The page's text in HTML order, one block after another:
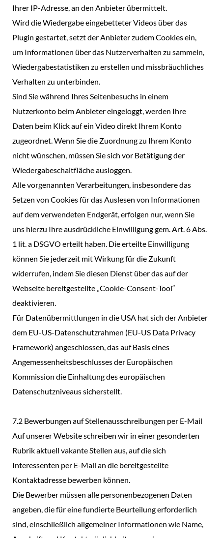
Ihrer IP-Adresse, an den Anbieter übermittelt.
Wird die Wiedergabe eingebetteter Videos über das
Plugin gestartet, setzt der Anbieter zudem Cookies ein,
um Informationen über das Nutzerverhalten zu sammeln,
Wiedergabestatistiken zu erstellen und missbräuchliches
Verhalten zu unterbinden.
Sind Sie während Ihres Seitenbesuchs in einem
Nutzerkonto beim Anbieter eingeloggt, werden Ihre
Daten beim Klick auf ein Video direkt Ihrem Konto
zugeordnet. Wenn Sie die Zuordnung zu Ihrem Konto
nicht wünschen, müssen Sie sich vor Betätigung der
Wiedergabeschaltfläche ausloggen.
Alle vorgenannten Verarbeitungen, insbesondere das
Setzen von Cookies für das Auslesen von Informationen
auf dem verwendeten Endgerät, erfolgen nur, wenn Sie
uns hierzu Ihre ausdrückliche Einwilligung gem. Art. 6 Abs.
1 lit. a DSGVO erteilt haben. Die erteilte Einwilligung
können Sie jederzeit mit Wirkung für die Zukunft
widerrufen, indem Sie diesen Dienst über das auf der
Webseite bereitgestellte „Cookie-Consent-Tool“
deaktivieren.
Für Datenübermittlungen in die USA hat sich der Anbieter
dem EU-US-Datenschutzrahmen (EU-US Data Privacy
Framework) angeschlossen, das auf Basis eines
Angemessenheitsbeschlusses der Europäischen
Kommission die Einhaltung des europäischen
Datenschutzniveaus sicherstellt.
7.2 Bewerbungen auf Stellenausschreibungen per E-Mail
Auf unserer Website schreiben wir in einer gesonderten
Rubrik aktuell vakante Stellen aus, auf die sich
Interessenten per E-Mail an die bereitgestellte
Kontaktadresse bewerben können.
Die Bewerber müssen alle personenbezogenen Daten
angeben, die für eine fundierte Beurteilung erforderlich
sind, einschließlich allgemeiner Informationen wie Name,